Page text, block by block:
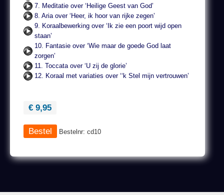
7. Meditatie over ‘Heilige Geest van God’
8. Aria over ‘Heer, ik hoor van rijke zegen’
9. Koraalbewerking over ‘Ik zie een poort wijd open
staan’
10. Fantasie over ‘Wie maar de goede God laat
zorgen’
11. Toccata over ‘U zij de glorie’
12. Koraal met variaties over ‘‘k Stel mijn vertrouwen’
€ 9,95
Bestelnr: cd10